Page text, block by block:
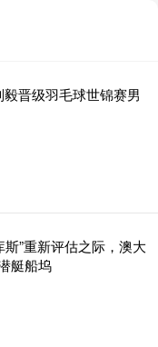
晋级羽毛球世锦赛男
”重新评估之际，澳大
艇船坞